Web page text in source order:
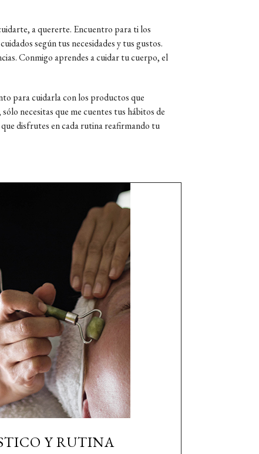
a quererte. Encuentro para ti los
según tus necesidades y tus gustos.
Conmigo aprendes a cuidar tu cuerpo, el
para cuidarla con los productos que
necesitas que me cuentes tus hábitos de
disfrutes en cada rutina reafirmando tu
Y RUTINA